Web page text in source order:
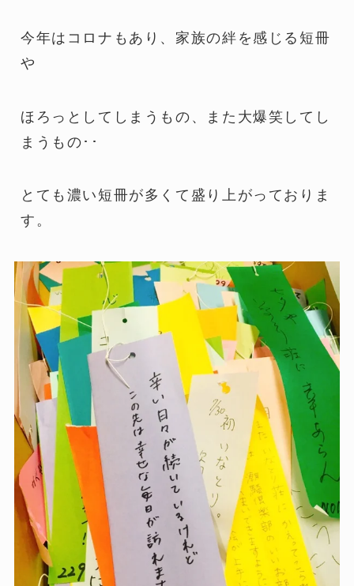
今年はコロナもあり、家族の絆を感じる短冊
や
ほろっとしてしまうもの、また大爆笑してし
まうもの･･
とても濃い短冊が多くて盛り上がっておりま
す。